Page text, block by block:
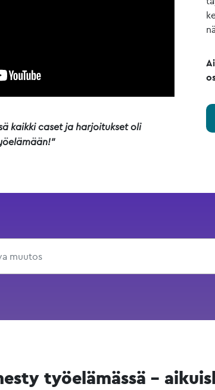
kaikki caset ja harjoitukset oli
työelämässä –